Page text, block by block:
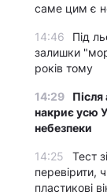
саме цим є
14:46
Під
залишки
років тому
14:29
накриє усю
небезпеки
14:25
Тест
перевірити,
пластикові